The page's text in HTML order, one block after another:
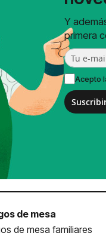
Y
primera
Acepto
de mesa
de mesa familiares